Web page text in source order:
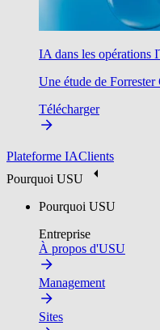
IA dans les opérations
Une étude de
Télécharger
Plateforme IAClients
Pourquoi USU
Pourquoi USU
Entreprise
À propos d'USU
Management
Sites